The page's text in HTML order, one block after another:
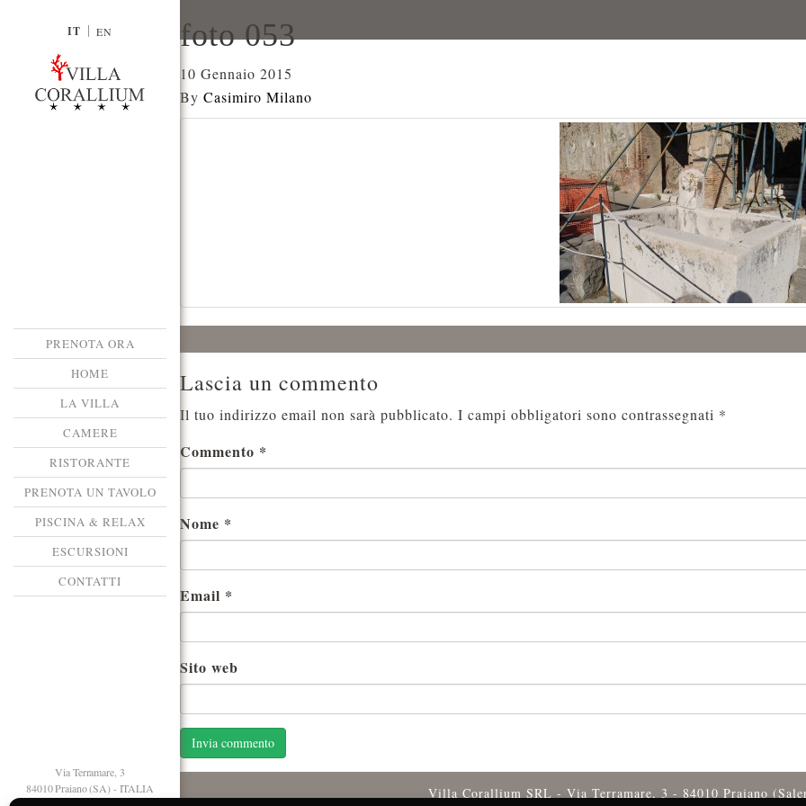
IT EN
PRENOTA ORA
HOME
LA VILLA
CAMERE
RISTORANTE
PRENOTA UN TAVOLO
PISCINA & RELAX
ESCURSIONI
CONTATTI
Via Terramare, 3
84010 Praiano (SA) - ITALIA
foto 053
10 Gennaio 2015
By Casimiro Milano
Lascia un commento
Il tuo indirizzo email non sarà pubblicato. I campi obbligatori sono contrassegnati *
Commento *
Nome *
Email *
Sito web
Villa Corallium SRL - Via Terramare, 3 - 84010 Praiano